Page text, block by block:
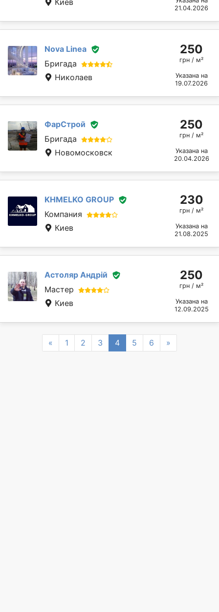
Киев
21.04.2026
Novа Linеа
Бригада
Николаев
250
грн / м²
Указана на
19.07.2026
ФарСтрой
Бригада
Новомосковск
250
грн / м²
Указана на
20.04.2026
KHMELKO GROUP
Компания
Киев
230
грн / м²
Указана на
21.08.2025
Астоляр Андрій
Мастер
Киев
250
грн / м²
Указана на
12.09.2025
« Previous
1 2 3 4 5 6 »